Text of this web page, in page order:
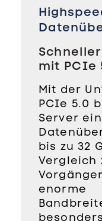
mit PCIe
Mit der
PCIe 5.0
Server
bis zu 32
Vergleich
enorme